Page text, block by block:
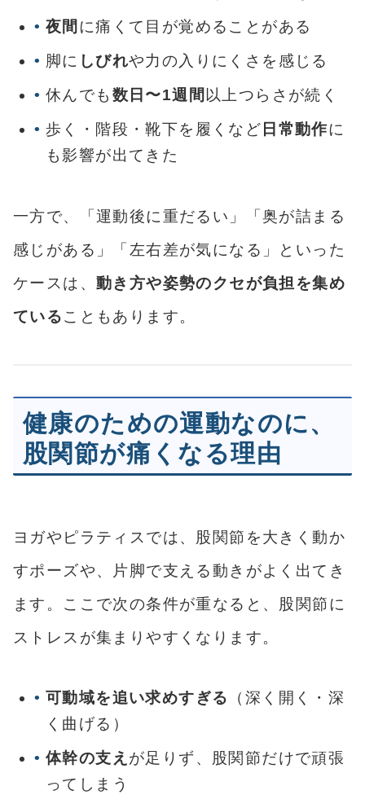
夜間 に痛くて目が覚めることがある
脚に しびれや力の入りにくさを感じる
休んでも 数日〜1週間 以上つらさが続く
歩く・階段・靴下を履くなど 日常動作に
も影響が出てきた
一方で、「運動後に重だるい」「奥が詰まる
感じがある」「左右差が気になる」といった
ケースは、 動き方や姿勢のクセが負担を集め
ていることもあります。
健康のための運動なのに、
股関節が痛くなる理由
ヨガやピラティスでは、股関節を大きく動か
すポーズや、片脚で支える動きがよく出てき
ます。ここで次の条件が重なると、股関節に
ストレスが集まりやすくなります。
可動域を追い求めすぎる
（深く開く・深
く曲げる）
体幹の支え が足りず、股関節だけで頑張
ってしまう